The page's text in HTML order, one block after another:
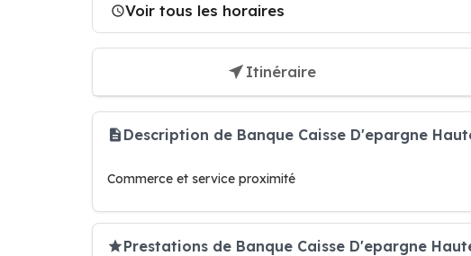
Voir tous les horaires
Itinéraire
Description de Banque Caisse D'epargne
Commerce et service proximité
Prestations de Banque Caisse D'epargne